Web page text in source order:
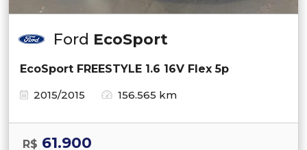
Ford EcoSport
EcoSport FREESTYLE 1.6 16V Flex 5p
2015/2015
156.565 km
R$ 61.900